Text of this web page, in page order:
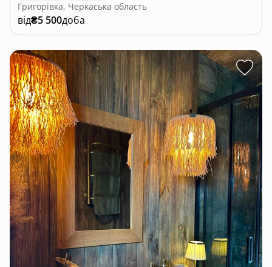
Григорівка, Черкаська область
від₴5 500доба